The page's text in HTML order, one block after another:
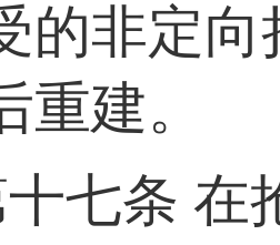
的非定
重建。
七条 在